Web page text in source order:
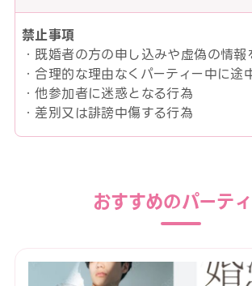
禁止事項
・既婚者の方の申し込みや虚偽の情
・合理的な理由なくパーティー中に途
・他参加者に迷惑となる行為
・差別又は誹謗中傷する行為
おすすめのパーテ